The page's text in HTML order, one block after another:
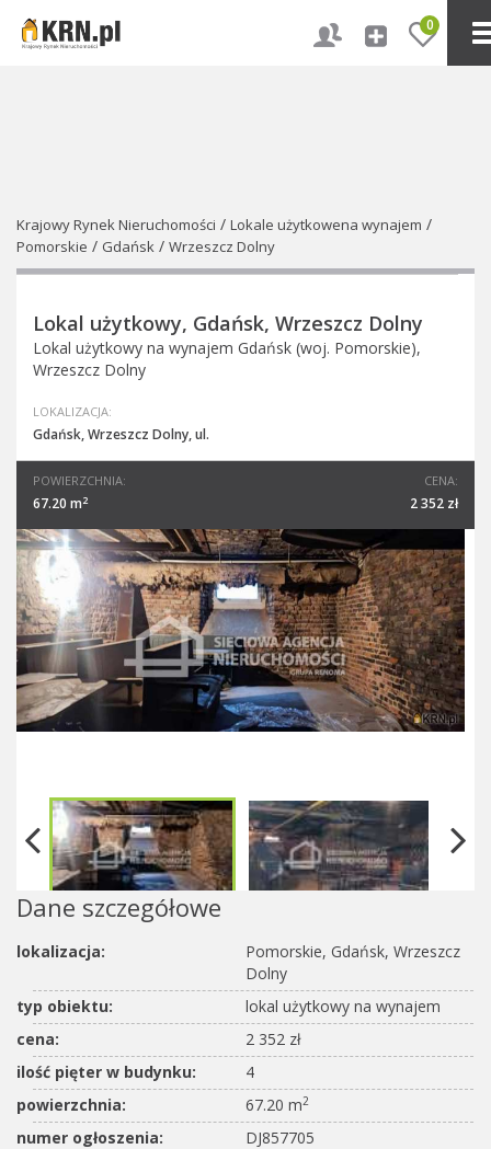
0
Krajowy Rynek Nieruchomości / Lokale użytkowena wynajem /
Pomorskie / Gdańsk / Wrzeszcz Dolny
Lokal użytkowy, Gdańsk, Wrzeszcz Dolny
Lokal użytkowy na wynajem Gdańsk (woj. Pomorskie),
Wrzeszcz Dolny
LOKALIZACJA:
Gdańsk, Wrzeszcz Dolny, ul.
POWIERZCHNIA:
67.20 m2
CENA:
2 352 zł
Dane szczegółowe
lokalizacja:
Pomorskie, Gdańsk, Wrzeszcz
Dolny
typ obiektu:
lokal użytkowy na wynajem
cena:
2 352 zł
ilość pięter w budynku:
4
powierzchnia:
67.20 m2
numer ogłoszenia:
DJ857705